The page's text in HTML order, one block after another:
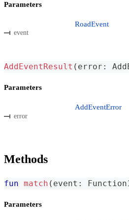
Parameters
event
RoadEvent
AddEventResult ( error :
Parameters
error
AddEventError
Methods
fun match ( event :
Parameters